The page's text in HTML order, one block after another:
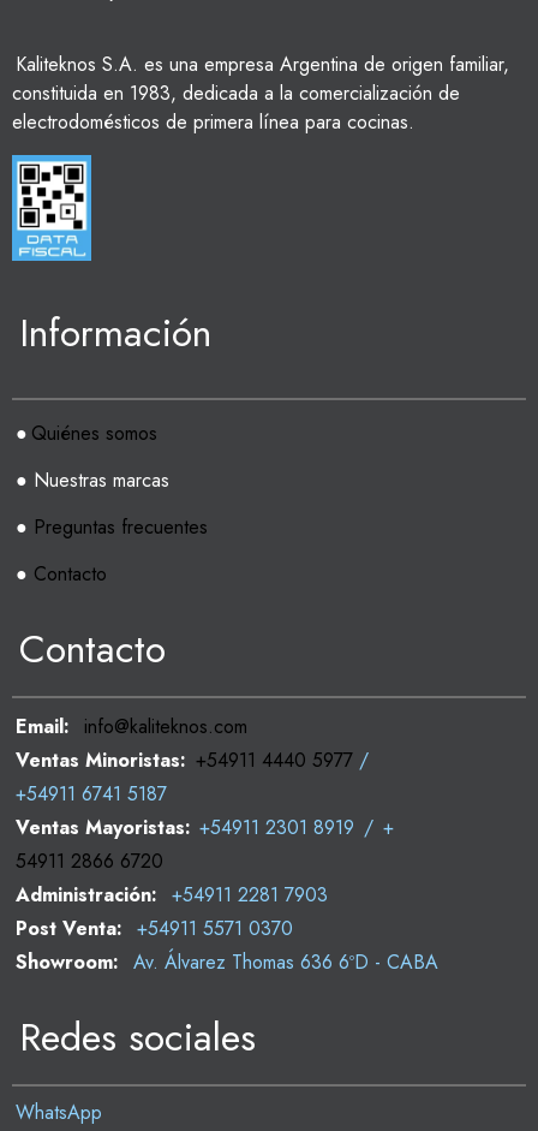
Kaliteknos S.A. es una empresa Argentina de origen familiar,
constituida en 1983, dedicada a la comercialización de
electrodomésticos de primera línea para cocinas.
Información
● Quiénes somos
● Nuestras marcas
● Preguntas frecuentes
● Contacto
Contacto
Email:
info@kaliteknos.com
Ventas Minoristas: +54911 4440 5977 /
+54911 6741 5187
Ventas Mayoristas: +54911 2301 8919 / +
54911 2866 6720
Administración: +54911 2281 7903
Post Venta: +54911 5571 0370
Showroom: Av. Álvarez Thomas 636 6ºD - CABA
Redes sociales
WhatsApp